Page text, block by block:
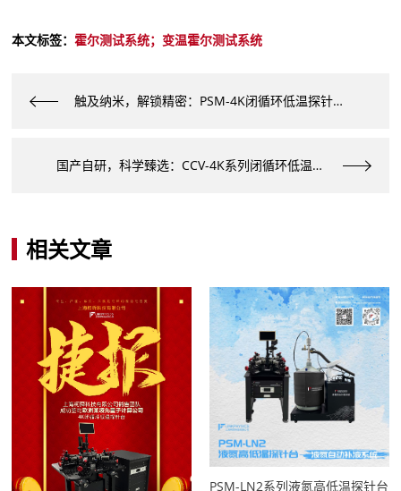
本文标签：霍尔测试系统；变温霍尔测试系统
触及纳米，解锁精密：PSM-4K闭循环低温探针台
国产自研，科学臻选：CCV-4K系列闭循环低温恒温器
相关文章
PSM-LN2系列液氮高低温探针台